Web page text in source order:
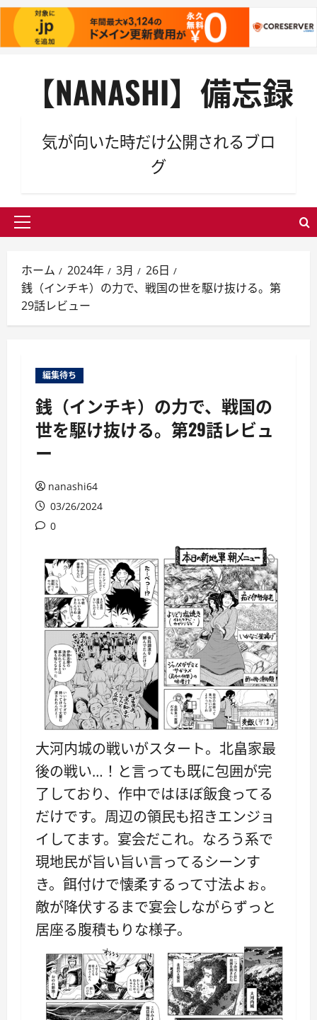
【NANASHI】備忘録
気が向いた時だけ公開されるブロ
グ
メ
ン
メ
ニ
ュ
ホーム 2024年 3月
26日
銭（インチキ）の力で、戦国の世を駆け抜ける。第
29話レビュー
編集待ち
銭（インチキ）の力で、戦国の
世を駆け抜ける。第29話レビュ
ー
nanashi64
03/26/2024
0
大河内城の戦いがスタート。北畠家最
後の戦い…！と言っても既に包囲が完
了しており、作中ではほぼ飯食ってる
だけです。周辺の領民も招きエンジョ
イしてます。宴会だこれ。なろう系で
現地民が旨い旨い言ってるシーンす
き。餌付けで懐柔するって寸法よぉ。
敵が降伏するまで宴会しながらずっと
居座る腹積もりな様子。